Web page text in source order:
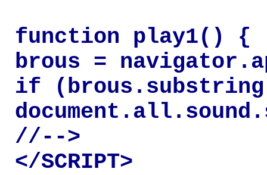
function play1() {
brous =
if
//-->
</SCRIPT>